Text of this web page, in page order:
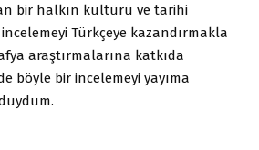
bir halkın kültürü ve tarihi
Türkçeye kazandırmakla
araştırmalarına katkıda
böyle bir incelemeyi yayıma